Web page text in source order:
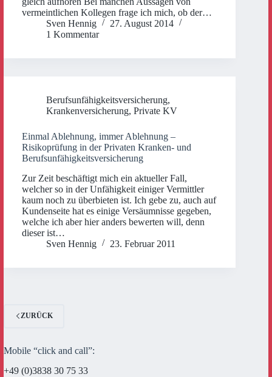
vermeintlichen Kollegen frage ich mich, ob der…
Sven Hennig
27. August 2014
1 Kommentar
Berufsunfähigkeitsversicherung,
Krankenversicherung, Private KV
Einmal Ablehnung, immer Ablehnung –
Risikoprüfung in der Privaten Kranken- und
Berufsunfähigkeitsversicherung
Zur Zeit beschäftigt mich ein aktueller Fall,
welcher so in der Unfähigkeit einiger Vermittler
kaum noch zu überbieten ist. Ich gebe zu, auch auf
Kundenseite hat es einige Versäumnisse gegeben,
welche ich aber hier anders bewerten will, denn
dieser ist…
Sven Hennig
23. Februar 2011
ZURÜCK
Mobile “click and call”:
+49 (0)3838 30 75 33